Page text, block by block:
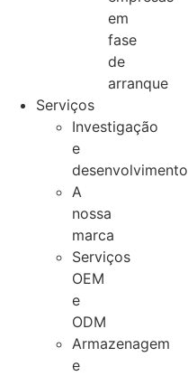
em
fase
de
arranque
Serviços
Investigação
e
desenvolvimento
A
nossa
marca
Serviços
OEM
e
ODM
Armazenagem
e